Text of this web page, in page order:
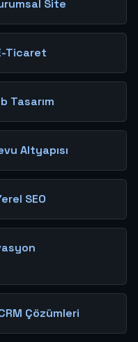
Site
Ticaret
Tasarım
Altyapısı
SEO
Çözümleri